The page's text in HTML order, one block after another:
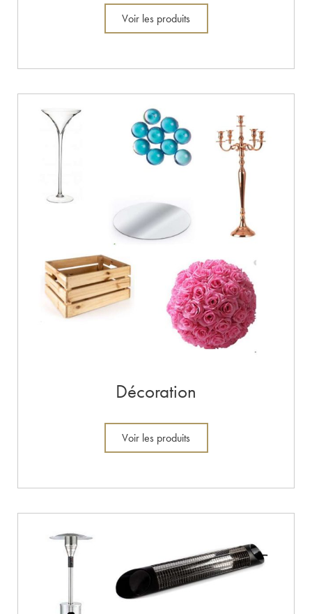
Voir les produits
Décoration
Voir les produits